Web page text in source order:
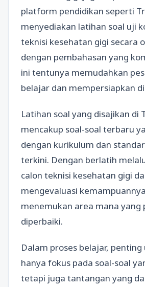
platform pendidikan seperti
menyediakan latihan soal uji
teknisi kesehatan gigi secara
dengan pembahasan yang
ini tentunya memudahkan
belajar dan mempersiapkan
Latihan soal yang disajikan di
mencakup soal-soal terbaru
dengan kurikulum dan
terkini. Dengan berlatih
calon teknisi kesehatan gigi
mengevaluasi
menemukan area mana yang
diperbaiki.
Dalam proses belajar,
hanya fokus pada soal-soal
tetapi juga tantangan yang